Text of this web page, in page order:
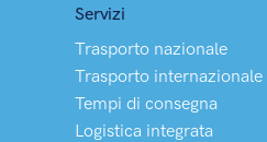
Servizi
Trasporto nazionale
Trasporto internazionale
Tempi di consegna
Logistica integrata